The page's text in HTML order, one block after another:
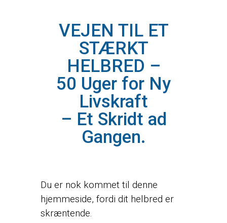
VEJEN TIL ET
STÆRKT
HELBRED –
50 Uger for Ny
Livskraft
– Et Skridt ad
Gangen.
Du er nok kommet til denne
hjemmeside, fordi dit helbred er
skræntende.